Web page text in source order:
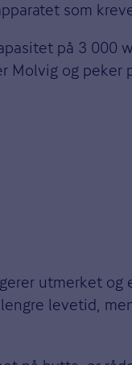
som
på 3 000
og
utmerket
levetid,